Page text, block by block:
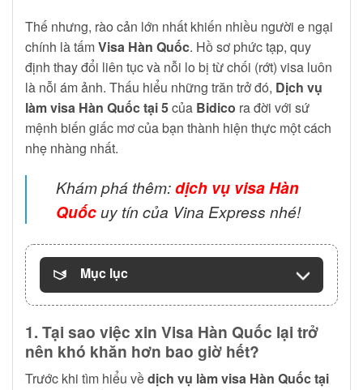
Thế nhưng, rào cản lớn nhất khiến nhiều người e ngại
chính là tấmVisa Hàn Quốc. Hồ sơ phức tạp, quy
định thay đổi liên tục và nỗi lo bị từ chối (rớt) visa luôn
là nỗi ám ảnh. Thấu hiểu những trăn trở đó, Dịch vụ
làm visa Hàn Quốc tại 5của Bidico ra đời với sứ
mệnh biến giấc mơ của bạn thành hiện thực một cách
nhẹ nhàng nhất.
Khám phá thêm:dịch vụ visa Hàn
Quốcuy tín của Vina Express nhé!
Mục lục
1. Tại sao việc xin Visa Hàn Quốc lại trở
nên khó khăn hơn bao giờ hết?
Trước khi tìm hiểu vềdịch vụ làm visa Hàn Quốc tại